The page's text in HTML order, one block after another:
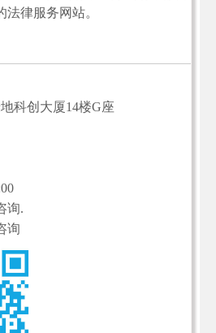
律服务网站。
科创大厦14楼G座
询.
询